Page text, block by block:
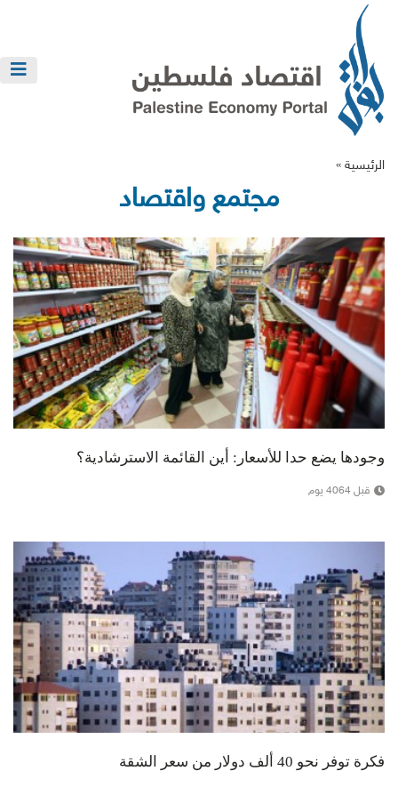
الرئيسية »
مجتمع واقتصاد
وجودها يضع حدا للأسعار: أين القائمة الاسترشادية؟
قبل 4064 يوم
فكرة توفر نحو 40 ألف دولار من سعر الشقة